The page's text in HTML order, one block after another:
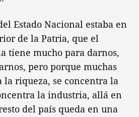
Estado Nacional estaba en
de la Patria, que el
tiene mucho para darnos,
pero porque muchas
la riqueza, se concentra la
la industria, allá en
del país queda en una